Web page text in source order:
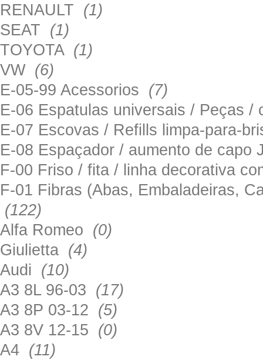
RENAULT (1)
SEAT (1)
TOYOTA (1)
VW (6)
E-05-99 Acessorios (7)
E-06 Espatulas universais / Peças
E-07 Escovas / Refills limpa-para-
E-08 Espaçador / aumento de
F-00 Friso / fita / linha decorativa
F-01 Fibras (Abas, Embaladeiras,
(122)
Alfa Romeo (0)
Giulietta (4)
Audi (10)
A3 8L 96-03 (17)
A3 8P 03-12 (5)
A3 8V 12-15 (0)
A4 (11)